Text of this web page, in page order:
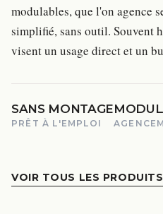
modulables, que l'on agence
simplifié, sans outil. Souvent
visent un usage direct et un
SANS MONTAGE
PRÊT À L'EMPLOI
VOIR TOUS LES